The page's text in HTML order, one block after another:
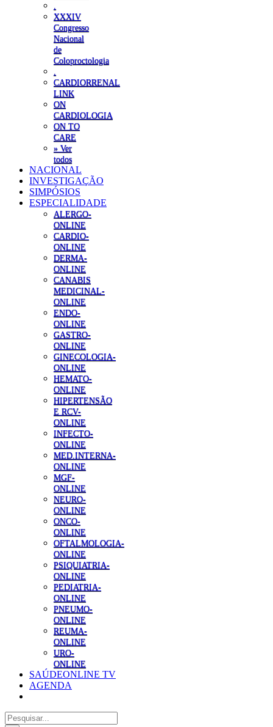
XXXIV
Congresso
Nacional
de
Coloproctologia
CARDIORRENAL
LINK
ON
CARDIOLOGIA
ON TO
CARE
» Ver
todos
NACIONAL
INVESTIGAÇÃO
SIMPÓSIOS
ESPECIALIDADE
ALERGO-
ONLINE
CARDIO-
ONLINE
DERMA-
ONLINE
CANABIS
MEDICINAL-
ONLINE
ENDO-
ONLINE
GASTRO-
ONLINE
GINECOLOGIA-
ONLINE
HEMATO-
ONLINE
HIPERTENSÃO
E RCV-
ONLINE
INFECTO-
ONLINE
MED.INTERNA-
ONLINE
MGF-
ONLINE
NEURO-
ONLINE
ONCO-
ONLINE
OFTALMOLOGIA-
ONLINE
PSIQUIATRIA-
ONLINE
PEDIATRIA-
ONLINE
PNEUMO-
ONLINE
REUMA-
ONLINE
URO-
ONLINE
SAÚDEONLINE TV
AGENDA
Pesquisar